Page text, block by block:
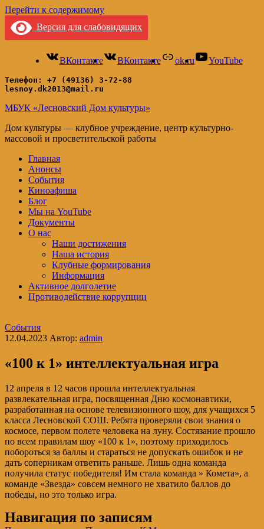
Перейти к содержимому
Версия для слабовидящих
ВКонтакте ВКонтакте ok.ru YouTube
Телефон: +7 (49136) 3-72-88
lesnoy.dk2013@mail.ru
МБУК «Лесновский Дом культуры»
Дом культуры — клубное учреждение, центр культурно-
массовой и просветительской работы
Главная
Анонсы
События
Киноафиша
Блог
Мы на YouTube
Документы
О нас
Наши достижения
Наша история
Клубные формирования
Информация
Активное долголетие
Противодействие коррупции
События
12.04.2023 Автор: admin
«100 к 1» интеллектуальная игра
12 апреля в 12 часов прошла интеллектуальная
развлекательная игра, посвященная Дню космонавтики,
разработанная на основе телевизионного шоу, для учащихся 5
класса Лесновской СОШ. Ребята проверяли свои знания о
космосе, первом полете человека на луну. Состязание прошло
по всем правилам шоу «100 к 1», поэтому приходилось
побороться за баллы и стараться не допускать ошибок и не
дать соперникам ответить раньше. Лишь одна команда
получила статус победителя! Им стала команда » Комета», а
команде «Звезда» совсем немного не хватило баллов до
победы, но это только игра.
Навигация по записям